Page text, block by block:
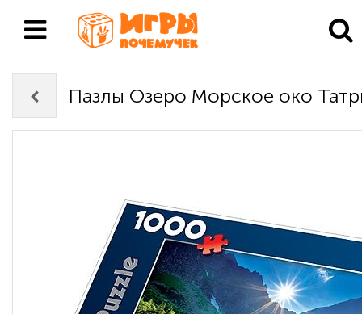
Пазлы Озеро Морское око